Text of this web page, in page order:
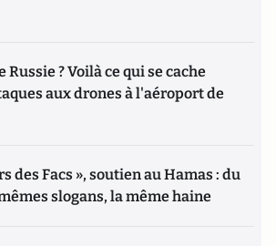
Russie ? Voilà ce qui se cache
aux drones à l'aéroport de
des Facs », soutien au Hamas : du
slogans, la même haine